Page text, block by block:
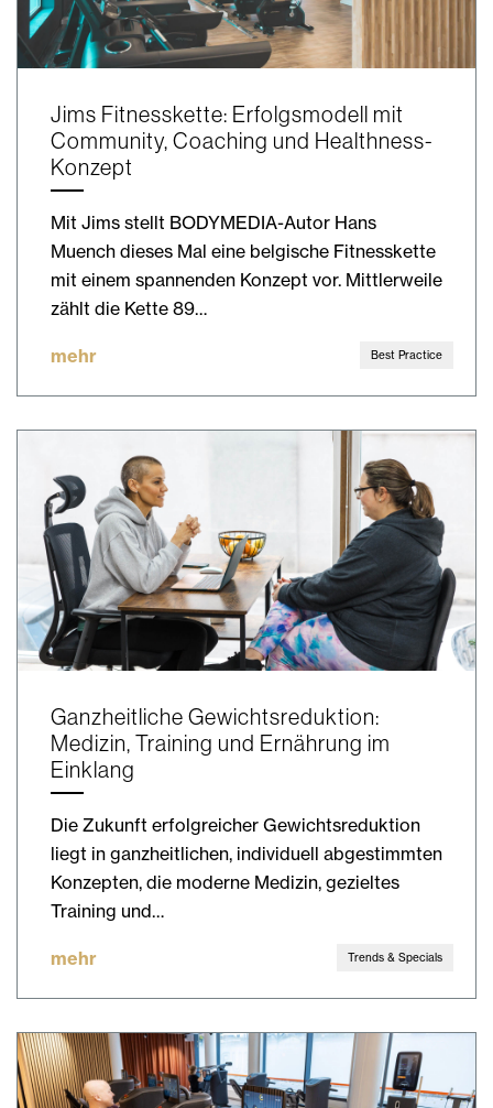
Jims Fitnesskette: Erfolgsmodell mit
Community, Coaching und Healthness-
Konzept
Mit Jims stellt BODYMEDIA-Autor Hans
Muench dieses Mal eine belgische Fitnesskette
mit einem spannenden Konzept vor. Mittlerweile
zählt die Kette 89…
mehr Best Practice
Ganzheitliche Gewichtsreduktion:
Medizin, Training und Ernährung im
Einklang
Die Zukunft erfolgreicher Gewichtsreduktion
liegt in ganzheitlichen, individuell abgestimmten
Konzepten, die moderne Medizin, gezieltes
Training und…
mehr Trends & Specials